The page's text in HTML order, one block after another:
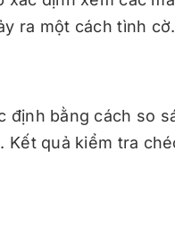
ra một cách tình cờ.
định bằng cách so
Kết quả kiểm tra